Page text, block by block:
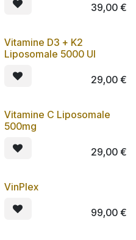
39,00€
Lot de 3
Vitamine D3 + K2
Liposomale 5000 UI
29,00€
Lot de 3
Vitamine C Liposomale
500mg
29,00€
VinPlex
99,00€